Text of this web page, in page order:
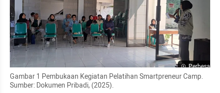
Perbesar
Gambar 1 Pembukaan Kegiatan Pelatihan Smartpreneur Camp.
Sumber: Dokumen Pribadi, (2025).